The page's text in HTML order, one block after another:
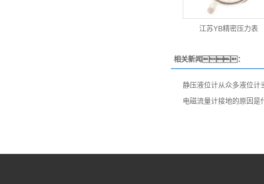
江苏YB精密压力表
相关新闻：
静压液位计从众多液位计
电磁流量计接地的原因是